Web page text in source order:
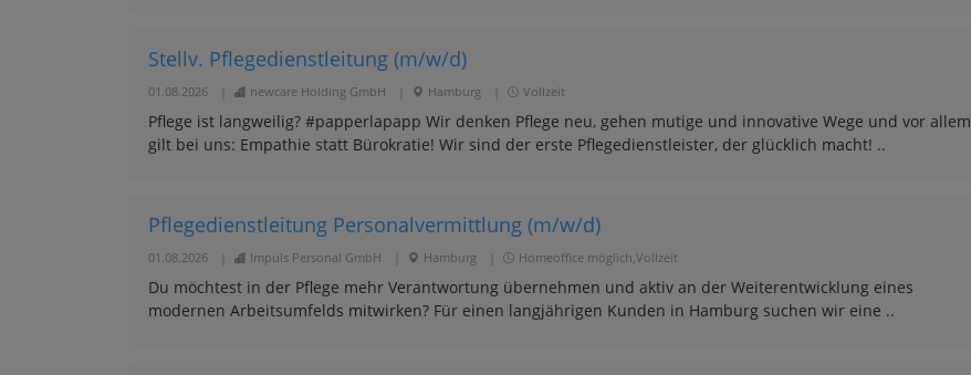
Stellv. Pflegedienstleitung (m/w/d)
01.08.2026 newcare Holding GmbH Hamburg Vollzeit
Pflege ist langweilig? #papperlapapp Wir denken Pflege neu, gehen mutige und innovative Wege und vor allem
gilt bei uns: Empathie statt Bürokratie! Wir sind der erste Pflegedienstleister, der glücklich macht! ..
Pflegedienstleitung Personalvermittlung (m/w/d)
01.08.2026 Impuls Personal GmbH Hamburg Homeoffice möglich,Vollzeit
Du möchtest in der Pflege mehr Verantwortung übernehmen und aktiv an der Weiterentwicklung eines
modernen Arbeitsumfelds mitwirken? Für einen langjährigen Kunden in Hamburg suchen wir eine ..